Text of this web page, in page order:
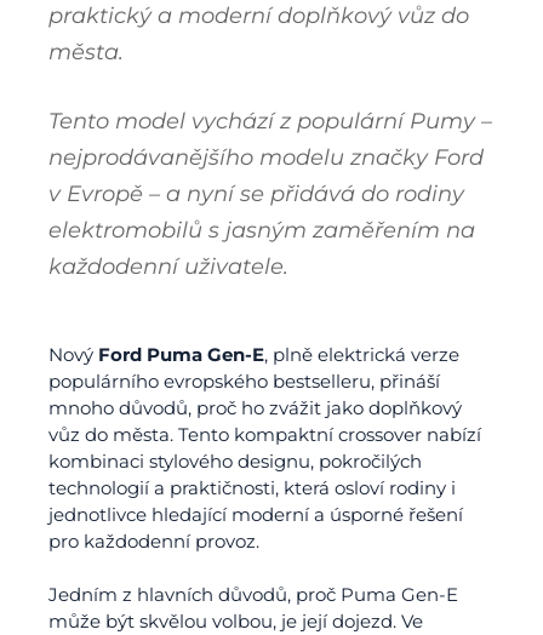
praktický a moderní doplňkový vůz do
města.
Tento model vychází z populární Pumy –
nejprodávanějšího modelu značky Ford
v Evropě – a nyní se přidává do rodiny
elektromobilů s jasným zaměřením na
každodenní uživatele.
Nový Ford Puma Gen-E, plně elektrická verze
populárního evropského bestselleru, přináší
mnoho důvodů, proč ho zvážit jako doplňkový
vůz do města. Tento kompaktní crossover nabízí
kombinaci stylového designu, pokročilých
technologií a praktičnosti, která osloví rodiny i
jednotlivce hledající moderní a úsporné řešení
pro každodenní provoz.
Jedním z hlavních důvodů, proč Puma Gen-E
může být skvělou volbou, je její dojezd. Ve